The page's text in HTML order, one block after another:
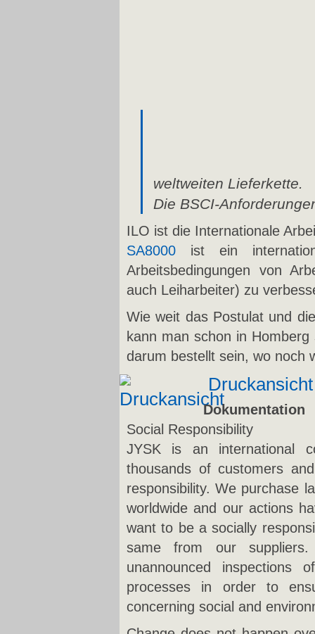
weltweiten Lieferkette.
Die BSCI-
ILO ist die Internationale
SA8000 ist ein
Arbeitsbedingungen von
auch Leiharbeiter) zu
Wie weit das Postulat und
kann man schon in
darum bestellt sein, wo noch
Druckansicht
Dokumentation
Social Responsibility
JYSK is an international
thousands of customers
responsibility. We purchase
worldwide and our actions
want to be a socially
same from our
unannounced inspections
processes in order to
concerning social and